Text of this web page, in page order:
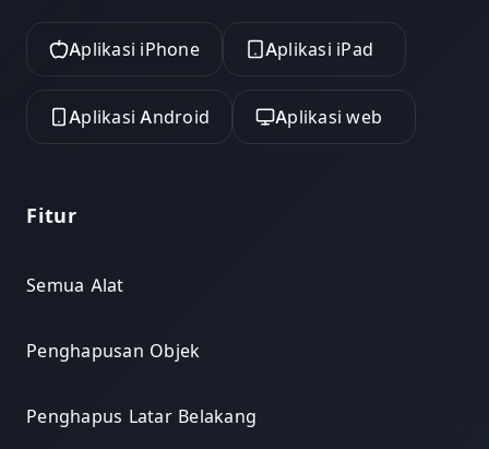
Aplikasi iPhone Aplikasi iPad
Aplikasi Android Aplikasi web
Fitur
Semua Alat
Penghapusan Objek
Penghapus Latar Belakang